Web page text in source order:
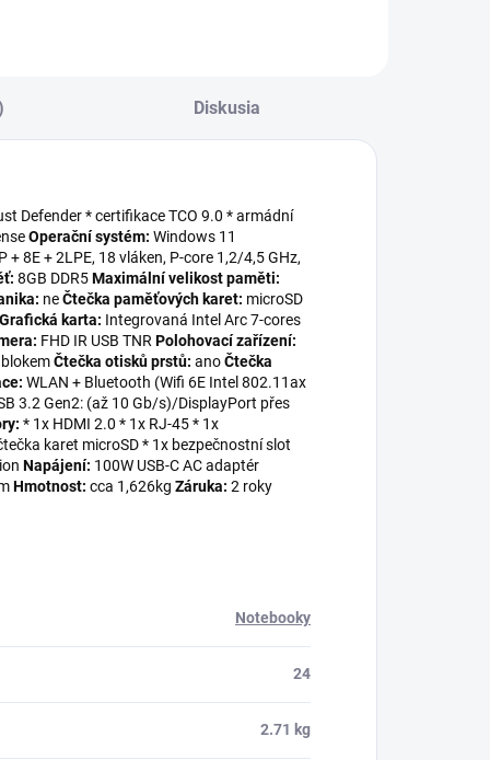
Diskusia
Defender * certifikace TCO 9.0 * armádní
Operační systém: Windows 11
+ 8E + 2LPE, 18 vláken, P-core 1,2/4,5 GHz,
8GB DDR5Maximální velikost paměti:
neČtečka paměťových karet: microSD
Grafická karta: Integrovaná Intel Arc 7-cores
FHD IR USB TNRPolohovací zařízení:
Čtečka otisků prstů: anoČtečka
WLAN + Bluetooth (Wifi 6E Intel 802.11ax
3.2 Gen2: (až 10 Gb/s)/DisplayPort přes
* 1x HDMI 2.0 * 1x RJ-45 * 1x
karet microSD * 1x bezpečnostní slot
Napájení: 100W USB-C AC adaptér
Hmotnost: cca 1,626kg Záruka: 2 roky
Notebooky
24
2.71 kg